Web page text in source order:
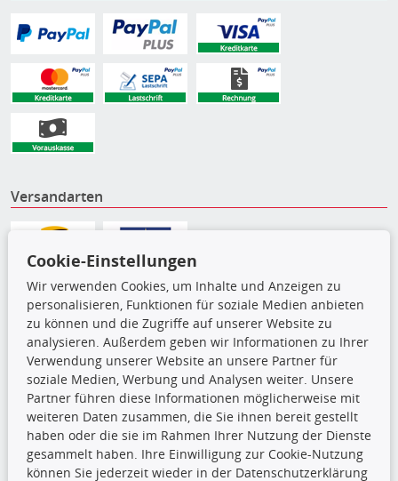
Versandarten
Die hier angezeigten Daten,
insbesondere die gesamte Datenbank,
dürfen nicht kopiert werden. Es ist zu
unterlassen, die Daten oder die gesamte Datenbank ohne
Cookie-Einstellungen
Wir verwenden Cookies, um Inhalte und Anzeigen zu
personalisieren, Funktionen für soziale Medien anbieten
zu können und die Zugriffe auf unserer Website zu
analysieren. Außerdem geben wir Informationen zu Ihrer
Verwendung unserer Website an unsere Partner für
soziale Medien, Werbung und Analysen weiter. Unsere
Partner führen diese Informationen möglicherweise mit
weiteren Daten zusammen, die Sie ihnen bereit gestellt
haben oder die sie im Rahmen Ihrer Nutzung der Dienste
gesammelt haben. Ihre Einwilligung zur Cookie-Nutzung
können Sie jederzeit wieder in der Datenschutzerklärung